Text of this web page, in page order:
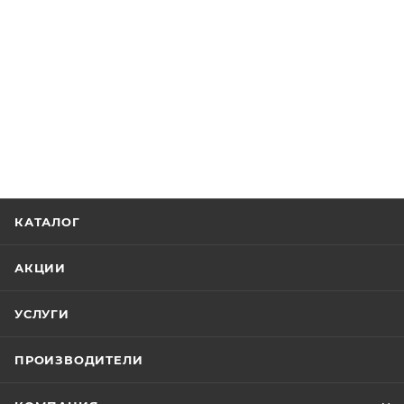
КАТАЛОГ
АКЦИИ
УСЛУГИ
ПРОИЗВОДИТЕЛИ